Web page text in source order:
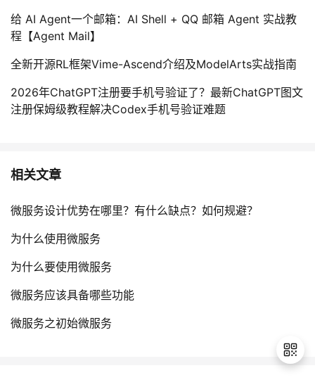
给 AI Agent一个邮箱：AI Shell + QQ 邮箱 Agent 实战教
程【Agent Mail】
全新开源RL框架Vime-Ascend介绍及ModelArts实战指南
2026年ChatGPT注册要手机号验证了？最新ChatGPT图文
注册保姆级教程解决Codex手机号验证难题
相关文章
微服务设计优势在哪里？有什么缺点？如何规避？
为什么使用微服务
为什么要使用微服务
微服务应该具备哪些功能
微服务之初始微服务